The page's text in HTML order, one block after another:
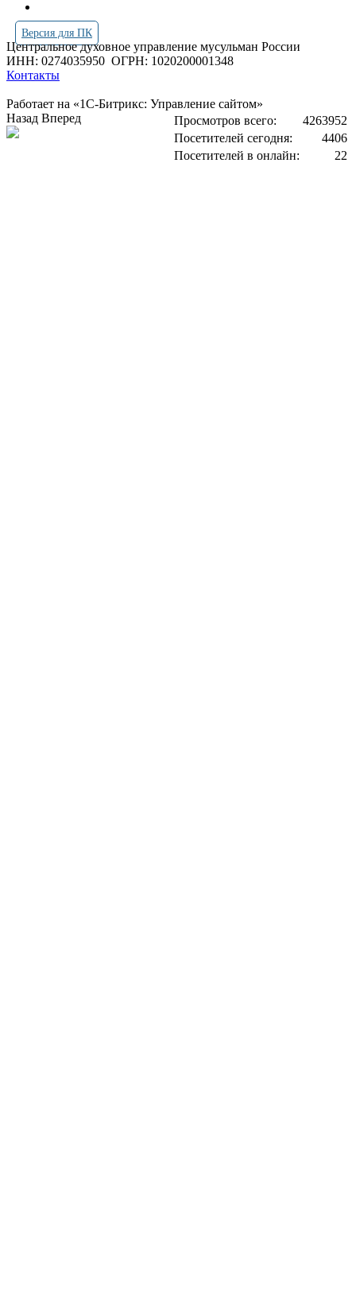
Версия для ПК
Центральное духовное управление мусульман России
ИНН: 0274035950 ОГРН: 1020200001348
Контакты
Работает на «1С-Битрикс: Управление сайтом»
Просмотров всего:
4263952
Посетителей сегодня:
4406
Посетителей в онлайн:
22
Назад Вперед